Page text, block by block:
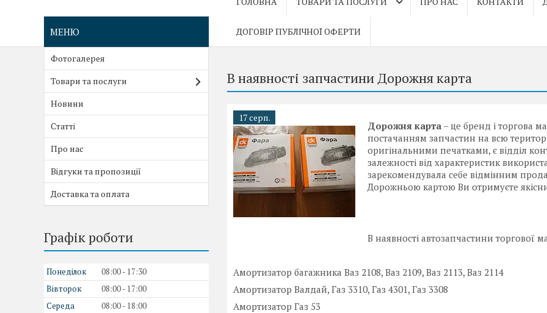
ДОГОВІР ПУБЛІЧНОЇ ОФЕРТИ
В наявності запчастини Дорожня карта
17 серп.
Дорожня карта – це бренд і торгова
постачанням запчастин на всю
оригінальними печатками, є відділ
залежності від характеристик
зарекомендувала себе відмінним
Дорожньою картою Ви отримуєте
В наявності автозапчастини торгової
Амортизатор багажника Ваз 2108, Ваз 2109, Ваз 2113, Ваз 2114
Амортизатор Валдай, Газ 3310, Газ 4301, Газ 3308
Амортизатор Газ 53
Фотогалерея
Товари та послуги
Новини
Статті
Про нас
Відгуки та пропозиції
Доставка та оплата
Графік роботи
Понеділок 08:00
17:30
Вівторок
08:00
17:00
Середа
08:00
18:00